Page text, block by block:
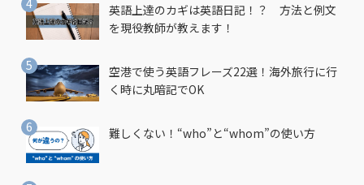
英語上達のカギは英語日記！？ 方法と例文
を現役教師が教えます！
空港で使う英語フレーズ22選！海外旅行に行
く時に丸暗記でOK
難しくない！“who”と“whom”の使い方